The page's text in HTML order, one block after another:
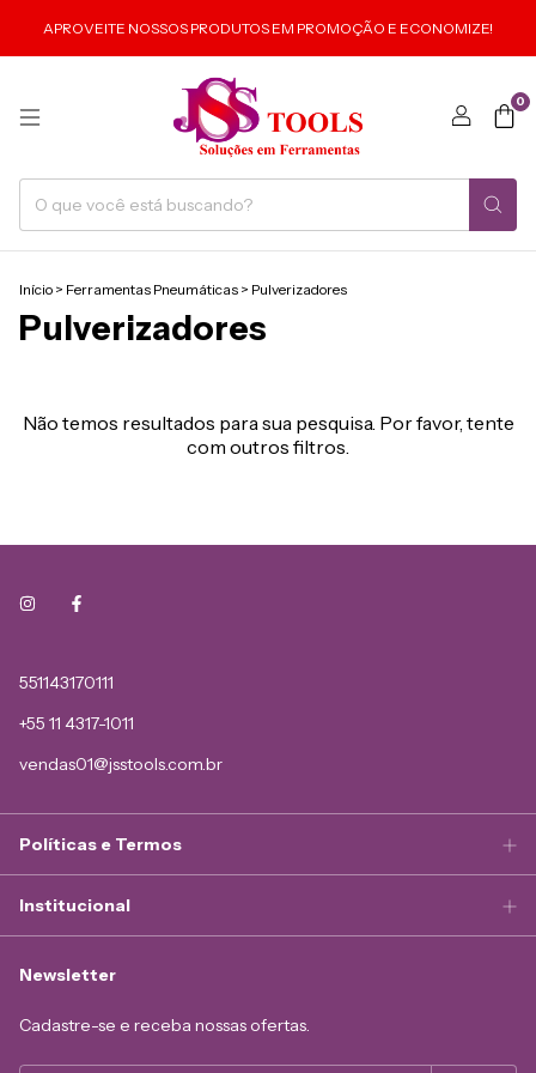
APROVEITE NOSSOS PRODUTOS EM PROMOÇÃO E ECONOMIZE!
0
Início > Ferramentas Pneumáticas > Pulverizadores
Pulverizadores
Não temos resultados para sua pesquisa. Por favor, tente
com outros filtros.
551143170111
+55 11 4317-1011
vendas01@jsstools.com.br
Políticas e Termos
Institucional
Newsletter
Cadastre-se e receba nossas ofertas.